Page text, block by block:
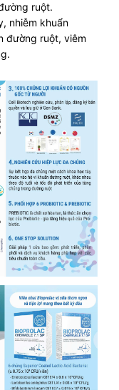
ruột.
nhiễm khuẩn
đường ruột, viêm